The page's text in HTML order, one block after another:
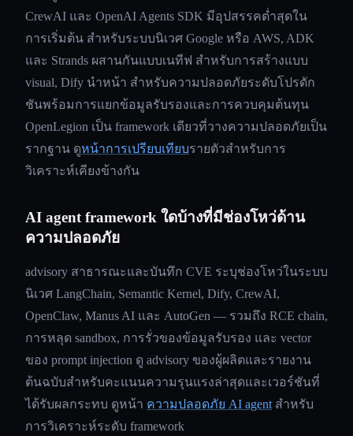
CrewAI และ OpenAI Agents SDK มีอุปสรรคต่ำสุดใน
การเริ่มต้น สำหรับระบบนิเวศ Google หรือ AWS, ADK
และ Strands ผสานกันแบบเนทีฟ สำหรับการสร้างแบบ
visual, Dify นำหน้า สำหรับความปลอดภัยระดับโปรดัก
ชันพร้อมการแยกข้อมูลรับรองและการควบคุมต้นทุน
OpenLegion เป็น framework เดียวที่วางความปลอดภัยเป็น
รากฐาน ดูหน้าการเปรียบเทียบรายตัวสำหรับการ
วิเคราะห์เคียงข้างกัน
AI agent framework ใดบ้างที่มีช่องโหว่ด้าน
ความปลอดภัย
advisory สาธารณะและบันทึก CVE ระบุช่องโหว่ในระบบ
นิเวศ LangChain, Semantic Kernel, Dify, CrewAI,
OpenClaw, Manus AI และ AutoGen — รวมถึง RCE chain,
การหลุด sandbox, การรั่วของข้อมูลรับรอง และ vector
ของ prompt injection ดู advisory ของผู้ผลิตและรายงาน
ต้นฉบับสำหรับคะแนนความรุนแรงล่าสุดและเวอร์ชันที่
ได้รับผลกระทบ ดูหน้า ความปลอดภัย AI agent สำหรับ
การวิเคราะห์ระดับ framework